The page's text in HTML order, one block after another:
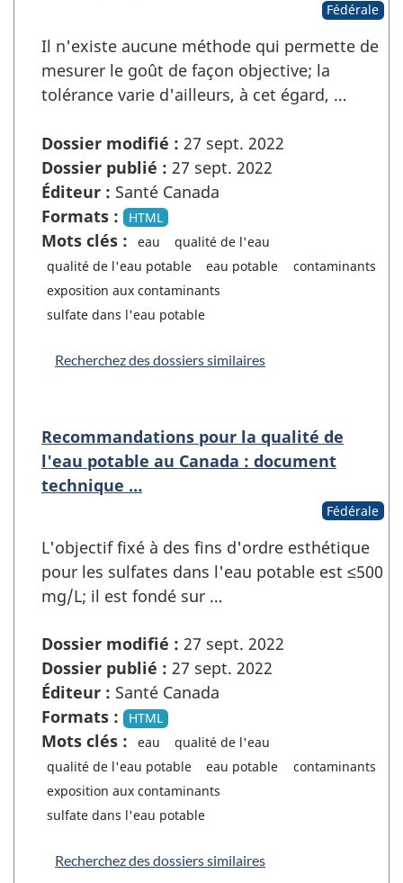
Fédérale
Il n'existe aucune méthode qui permette de
mesurer le goût de façon objective; la
tolérance varie d'ailleurs, à cet égard, …
Dossier modifié : 27 sept. 2022
Dossier publié : 27 sept. 2022
Éditeur : Santé Canada
Formats :
HTML
Mots clés : eau
qualité de l'eau
qualité de l'eau potable
eau potable
contaminants
exposition aux contaminants
sulfate dans l'eau potable
Recherchez des dossiers similaires
Recommandations pour la qualité de
l'eau potable au Canada : document
technique …
Fédérale
L'objectif fixé à des fins d'ordre esthétique
pour les sulfates dans l'eau potable est ≤500
mg/L; il est fondé sur …
Dossier modifié : 27 sept. 2022
Dossier publié : 27 sept. 2022
Éditeur : Santé Canada
Formats :
HTML
Mots clés : eau
qualité de l'eau
qualité de l'eau potable
eau potable
contaminants
exposition aux contaminants
sulfate dans l'eau potable
Recherchez des dossiers similaires